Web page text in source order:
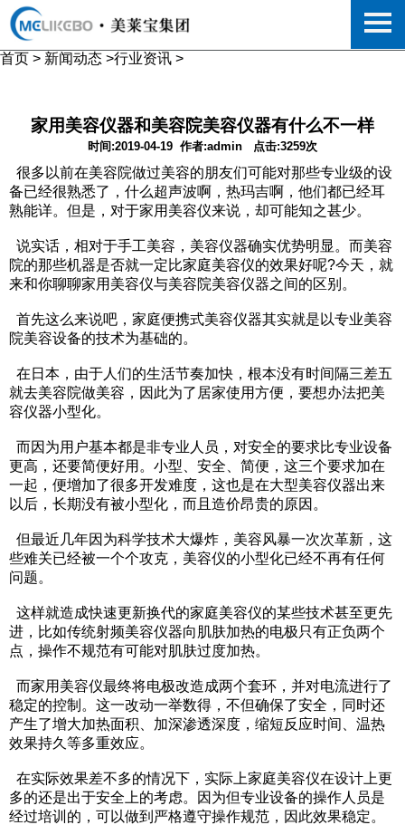
首页 > 新闻动态 >行业资讯 >
家用美容仪器和美容院美容仪器有什么不一样
时间:2019-04-19 作者:admin 点击:3259次
很多以前在美容院做过美容的朋友们可能对那些专业级的设
备已经很熟悉了，什么超声波啊，热玛吉啊，他们都已经耳
熟能详。但是，对于家用美容仪来说，却可能知之甚少。
说实话，相对于手工美容，美容仪器确实优势明显。而美容
院的那些机器是否就一定比家庭美容仪的效果好呢?今天，就
来和你聊聊家用美容仪与美容院美容仪器之间的区别。
首先这么来说吧，家庭便携式美容仪器其实就是以专业美容
院美容设备的技术为基础的。
在日本，由于人们的生活节奏加快，根本没有时间隔三差五
就去美容院做美容，因此为了居家使用方便，要想办法把美
容仪器小型化。
而因为用户基本都是非专业人员，对安全的要求比专业设备
更高，还要简便好用。小型、安全、简便，这三个要求加在
一起，便增加了很多开发难度，这也是在大型美容仪器出来
以后，长期没有被小型化，而且造价昂贵的原因。
但最近几年因为科学技术大爆炸，美容风暴一次次革新，这
些难关已经被一个个攻克，美容仪的小型化已经不再有任何
问题。
这样就造成快速更新换代的家庭美容仪的某些技术甚至更先
进，比如传统射频美容仪器向肌肤加热的电极只有正负两个
点，操作不规范有可能对肌肤过度加热。
而家用美容仪最终将电极改造成两个套环，并对电流进行了
稳定的控制。这一改动一举数得，不但确保了安全，同时还
产生了增大加热面积、加深渗透深度，缩短反应时间、温热
效果持久等多重效应。
在实际效果差不多的情况下，实际上家庭美容仪在设计上更
多的还是出于安全上的考虑。因为但专业设备的操作人员是
经过培训的，可以做到严格遵守操作规范，因此效果稳定。